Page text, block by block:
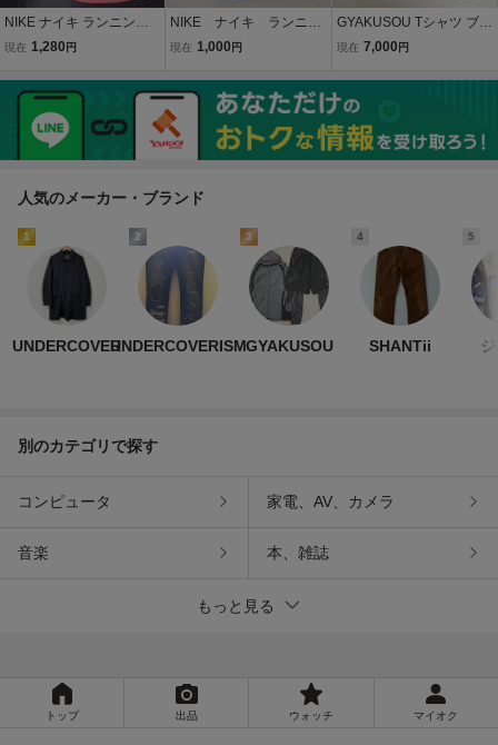
NIKE ナイキ ランニング
ショーツ ショートパンツ
スポーツ
現在 1,280 円
NIKE ナイキ ランニン
グショーツ / ショートパン
イズ メンズ
現在 1,000 円
GYAKUSOU Tシャツ ブラ
ック Lサイズ NIKE ギャク
ER アンダーカバー JONI
O ジョニオ 高橋盾
現在 7,000 円
人気のメーカー・ブランド
1
UNDERCOVER
2
UNDERCOVERISM
3
GYAKUSOU
4
SHANTii
5
別のカテゴリで探す
コンピュータ 家電、AV、カメラ
音楽 本、雑誌
もっと見る
トップ 出品 ウォッチ マイオク